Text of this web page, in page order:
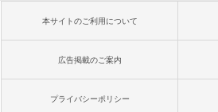
本サイトのご利用について
広告掲載のご案内
プライバシーポリシー